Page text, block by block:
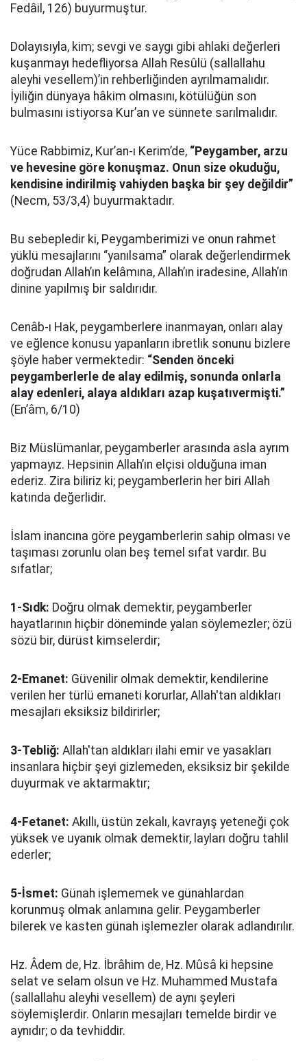
Fedâil, 126) buyurmuştur.
Dolayısıyla, kim; sevgi ve saygı gibi ahlaki değerleri
kuşanmayı hedefliyorsa Allah Resûlü (sallallahu
aleyhi vesellem)’in rehberliğinden ayrılmamalıdır.
İyiliğin dünyaya hâkim olmasını, kötülüğün son
bulmasını istiyorsa Kur’an ve sünnete sarılmalıdır.
Yüce Rabbimiz, Kur’an-ı Kerim’de, “Peygamber, arzu
ve hevesine göre konuşmaz. Onun size okuduğu,
kendisine indirilmiş vahiyden başka bir şey değildir”
(Necm, 53/3,4) buyurmaktadır.
Bu sebepledir ki, Peygamberimizi ve onun rahmet
yüklü mesajlarını “yanılsama” olarak değerlendirmek
doğrudan Allah’ın kelâmına, Allah’ın iradesine, Allah’ın
dinine yapılmış bir saldırıdır.
Cenâb-ı Hak, peygamberlere inanmayan, onları alay
ve eğlence konusu yapanların ibretlik sonunu bizlere
şöyle haber vermektedir: “Senden önceki
peygamberlerle de alay edilmiş, sonunda onlarla
alay edenleri, alaya aldıkları azap kuşatıvermişti.”
(En’âm, 6/10)
Biz Müslümanlar, peygamberler arasında asla ayrım
yapmayız. Hepsinin Allah’ın elçisi olduğuna iman
ederiz. Zira biliriz ki; peygamberlerin her biri Allah
katında değerlidir.
İslam inancına göre peygamberlerin sahip olması ve
taşıması zorunlu olan beş temel sıfat vardır. Bu
sıfatlar;
1-Sıdk: Doğru olmak demektir, peygamberler
hayatlarının hiçbir döneminde yalan söylemezler; özü
sözü bir, dürüst kimselerdir;
2-Emanet: Güvenilir olmak demektir, kendilerine
verilen her türlü emaneti korurlar, Allah'tan aldıkları
mesajları eksiksiz bildirirler;
3-Tebliğ: Allah'tan aldıkları ilahi emir ve yasakları
insanlara hiçbir şeyi gizlemeden, eksiksiz bir şekilde
duyurmak ve aktarmaktır;
4-Fetanet: Akıllı, üstün zekalı, kavrayış yeteneği çok
yüksek ve uyanık olmak demektir, layları doğru tahlil
ederler;
5-İsmet: Günah işlememek ve günahlardan
korunmuş olmak anlamına gelir. Peygamberler
bilerek ve kasten günah işlemezler olarak adlandırılır.
Hz. Âdem de, Hz. İbrâhim de, Hz. Mûsâ ki hepsine
selat ve selam olsun ve Hz. Muhammed Mustafa
(sallallahu aleyhi vesellem) de aynı şeyleri
söylemişlerdir. Onların mesajları temelde birdir ve
aynıdır; o da tevhiddir.